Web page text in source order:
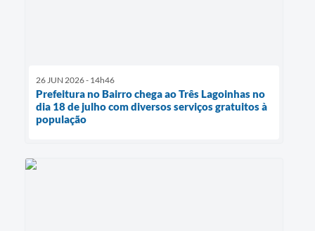
26 JUN 2026 - 14h46
Prefeitura no Bairro chega ao Três Lagoinhas no
dia 18 de julho com diversos serviços gratuitos à
população